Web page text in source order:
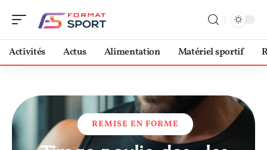
Activités Actus Alimentation Matériel sportif
REMISE EN FORME